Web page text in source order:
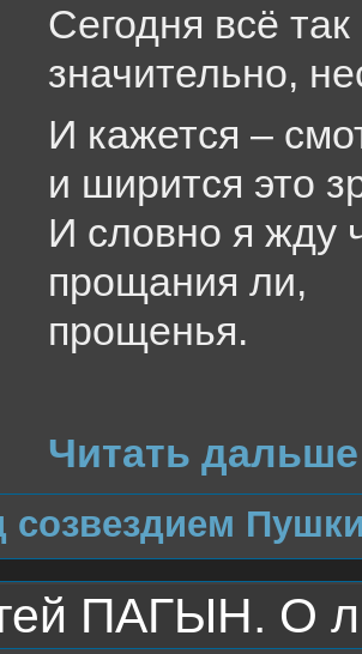
Сегодня всё
значительно,
И кажется –
и ширится это
И словно я жду
прощания ли,
прощенья.
Читать
созвездием
ПАГЫН. О